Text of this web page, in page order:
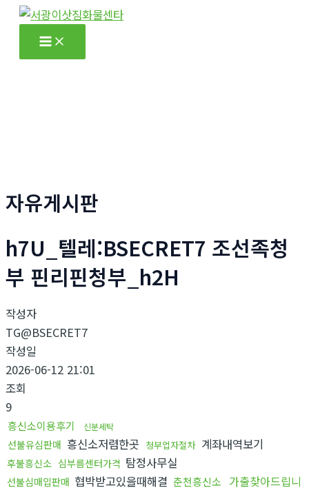
Main
Menu
자유게시판
h7U_텔레:BSECRET7 조선족청
부 핀리핀청부_h2H
작성자
TG@BSECRET7
작성일
2026-06-12 21:01
조회
9
흥신소이용후기 신분세탁
선불유심판매 흥신소저렴한곳 청부업자절차 계좌내역보기
후불흥신소 심부름센터가격 탐정사무실
선불심매입판매 협박받고있을때해결 춘천흥신소
가출찾아드립니